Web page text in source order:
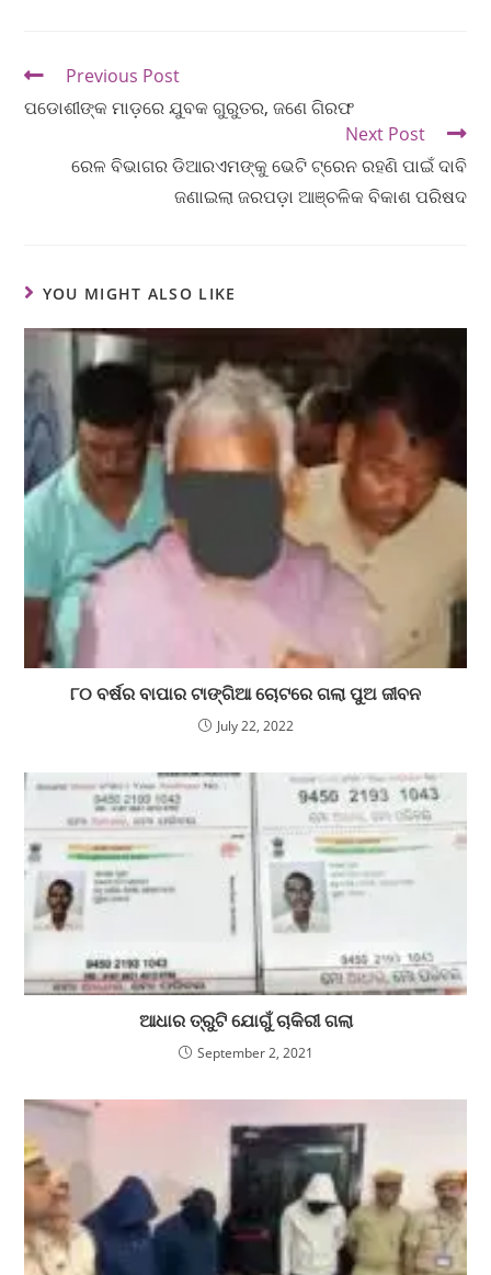
Previous Post
ପଡୋଶୀଙ୍କ ମାଡ଼ରେ ଯୁବକ ଗୁରୁତର, ଜଣେ ଗିରଫ
Next Post
ରେଳ ବିଭାଗର ଡିଆରଏମଙ୍କୁ ଭେଟି ଟ୍ରେନ ରହଣି ପାଇଁ ଦାବି
ଜଣାଇଲା ଜରପଡ଼ା ଆଞ୍ଚଳିକ ବିକାଶ ପରିଷଦ
YOU MIGHT ALSO LIKE
୮୦ ବର୍ଷର ବାପାର ଟାଙ୍ଗିଆ ଚୋଟରେ ଗଲା ପୁଅ ଜୀବନ
July 22, 2022
ଆଧାର ତ୍ରୁଟି ଯୋଗୁଁ ଚାକିରୀ ଗଲା
September 2, 2021